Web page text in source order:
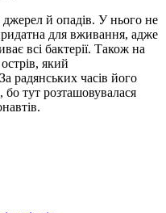
й опадів. У нього не
для вживання, адже
всі бактерії. Також на
який
радянських часів його
тут розташовувалася